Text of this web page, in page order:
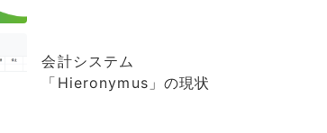
会計システム
「Hieronymus」の現状